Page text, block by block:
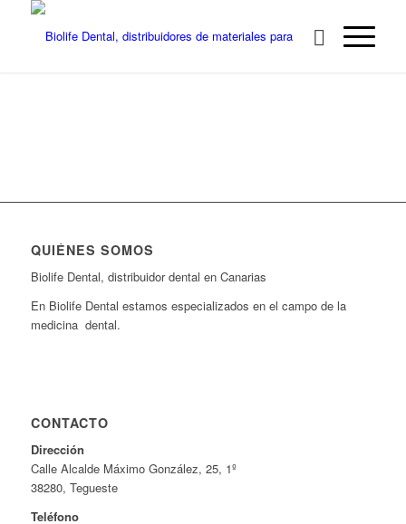
QUIÉNES SOMOS
Biolife Dental, distribuidor dental en Canarias
En Biolife Dental estamos especializados en el campo de la
medicina dental.
CONTACTO
Dirección
Calle Alcalde Máximo González, 25, 1º
38280, Tegueste
Teléfono